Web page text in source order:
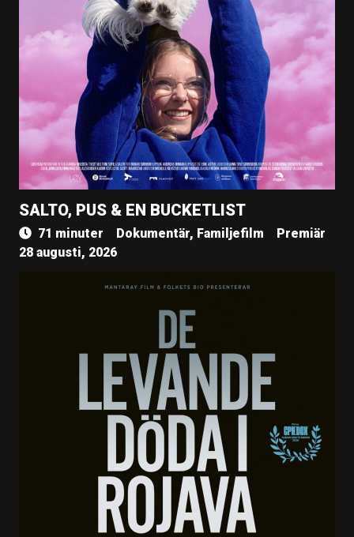
SALTO, PUS & EN BUCKETLIST
71 minuter Dokumentär, Familjefilm
Premiär
28 augusti, 2026